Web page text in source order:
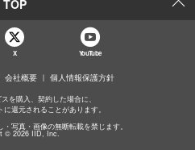
TOP
X YouTube
会社概要 個人情報保護方針
を購入、契約した場合に、
還元されることがあります。
写真・画像の無断転載を禁じます。
© 2026 IID, Inc.